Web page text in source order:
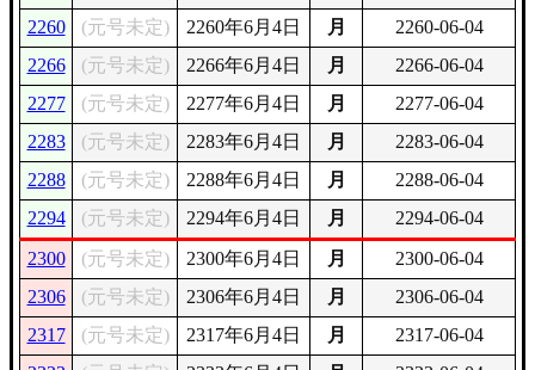
2260
(元号未定) 2260年6月4日 月
2260-06-04
2266
(元号未定) 2266年6月4日 月
2266-06-04
2277
(元号未定) 2277年6月4日 月
2277-06-04
2283
(元号未定) 2283年6月4日 月
2283-06-04
2288
(元号未定) 2288年6月4日 月
2288-06-04
2294
(元号未定) 2294年6月4日 月
2294-06-04
2300
(元号未定) 2300年6月4日 月
2300-06-04
2306
(元号未定) 2306年6月4日 月
2306-06-04
2317
(元号未定) 2317年6月4日 月
2317-06-04